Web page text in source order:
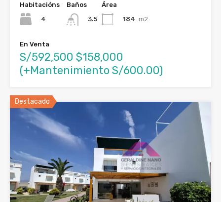
Habitacións
4
Baños
3.5
Área
184 m2
En Venta
S/592,500 $158,000
(+Mantenimiento S/600.00)
Destacado